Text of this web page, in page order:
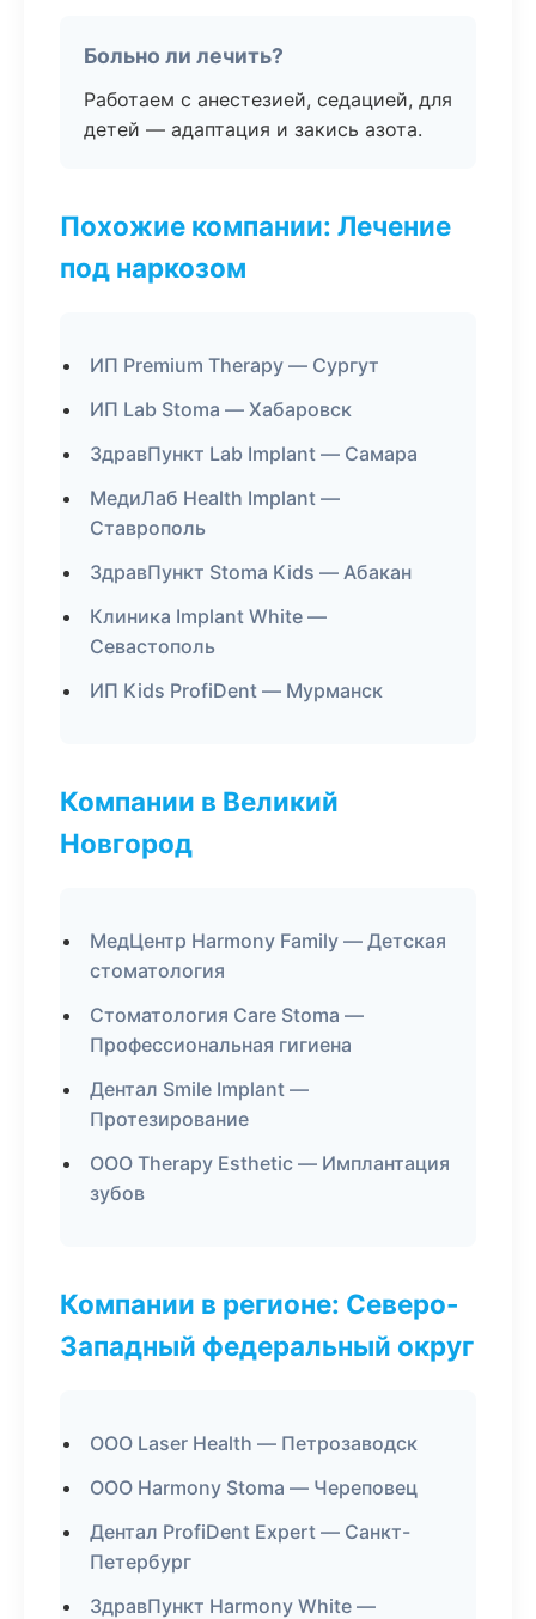
Больно ли лечить?
Работаем с анестезией, седацией, для
детей — адаптация и закись азота.
Похожие компании: Лечение
под наркозом
ИП Premium Therapy — Сургут
ИП Lab Stoma — Хабаровск
ЗдравПункт Lab Implant — Самара
МедиЛаб Health Implant —
Ставрополь
ЗдравПункт Stoma Kids — Абакан
Клиника Implant White —
Севастополь
ИП Kids ProfiDent — Мурманск
Компании в Великий
Новгород
МедЦентр Harmony Family — Детская
стоматология
Стоматология Care Stoma —
Профессиональная гигиена
Дентал Smile Implant —
Протезирование
ООО Therapy Esthetic — Имплантация
зубов
Компании в регионе: Северо-
Западный федеральный округ
ООО Laser Health — Петрозаводск
ООО Harmony Stoma — Череповец
Дентал ProfiDent Expert — Санкт-
Петербург
ЗдравПункт Harmony White —